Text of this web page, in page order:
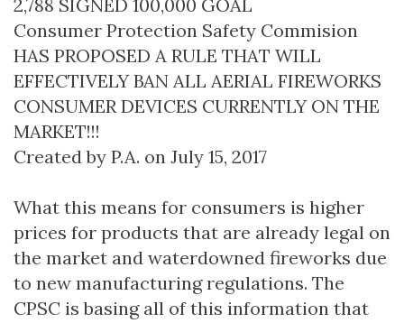
2,788 SIGNED 100,000 GOAL
Consumer Protection Safety Commision
HAS PROPOSED A RULE THAT WILL
EFFECTIVELY BAN ALL AERIAL FIREWORKS
CONSUMER DEVICES CURRENTLY ON THE
MARKET!!!
Created by P.A. on July 15, 2017
What this means for consumers is higher
prices for products that are already legal on
the market and waterdowned fireworks due
to new manufacturing regulations. The
CPSC is basing all of this information that